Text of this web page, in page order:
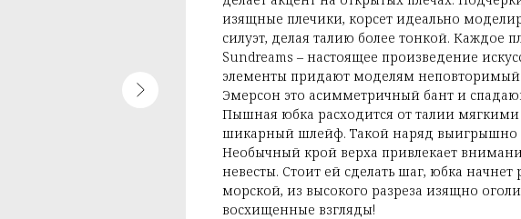
изящные плечики, корсет идеально
силуэт, делая талию более тонкой. Каждое
Sundreams – настоящее произведение
элементы придают моделям неповторимый
Эмерсон это асимметричный бант и
Пышная юбка расходится от талии мягкими
шикарный шлейф. Такой наряд выигрышно
Необычный крой верха привлекает
невесты. Стоит ей сделать шаг, юбка начнет
морской, из высокого разреза изящно
восхищенные взгляды!